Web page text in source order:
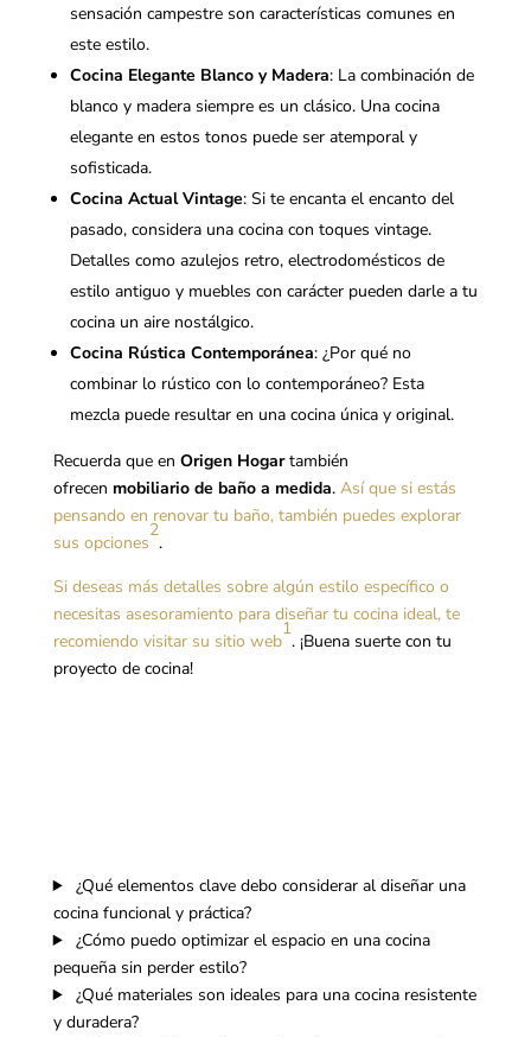
sensación campestre son características comunes en
este estilo.
Cocina Elegante Blanco y Madera: La combinación de
blanco y madera siempre es un clásico. Una cocina
elegante en estos tonos puede ser atemporal y
sofisticada.
Cocina Actual Vintage: Si te encanta el encanto del
pasado, considera una cocina con toques vintage.
Detalles como azulejos retro, electrodomésticos de
estilo antiguo y muebles con carácter pueden darle a tu
cocina un aire nostálgico.
Cocina Rústica Contemporánea: ¿Por qué no
combinar lo rústico con lo contemporáneo? Esta
mezcla puede resultar en una cocina única y original.
Recuerda que en Origen Hogar también
ofrecen mobiliario de baño a medida. Así que si estás
pensando en renovar tu baño, también puedes explorar
sus opciones
2
.
Si deseas más detalles sobre algún estilo específico o
necesitas asesoramiento para diseñar tu cocina ideal, te
recomiendo visitar su sitio web
1
. ¡Buena suerte con tu
proyecto de cocina!
¿Qué elementos clave debo considerar al diseñar una
cocina funcional y práctica?
¿Cómo puedo optimizar el espacio en una cocina
pequeña sin perder estilo?
¿Qué materiales son ideales para una cocina resistente
y duradera?